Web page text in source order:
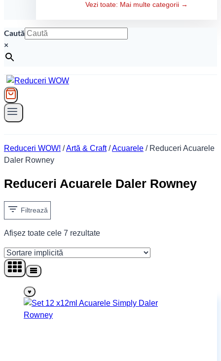
Vezi toate: Mai multe categorii →
Caută
×
Reduceri WOW! /Artă & Craft/Acuarele / Reduceri Acuarele
Daler Rowney
Reduceri Acuarele Daler Rowney
Filtrează
Afișez toate cele 7 rezultate
♥